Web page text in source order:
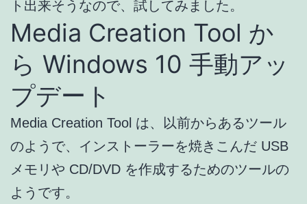
ト出来そうなので、試してみました。
Media Creation Tool か
ら Windows 10 手動アッ
プデート
Media Creation Tool は、以前からあるツール
のようで、インストーラーを焼きこんだ USB
メモリや CD/DVD を作成するためのツールの
ようです。